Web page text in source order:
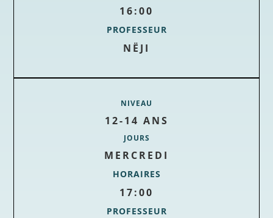
16:00
PROFESSEUR
NËJI
NIVEAU
12-14 ANS
JOURS
MERCREDI
HORAIRES
17:00
PROFESSEUR